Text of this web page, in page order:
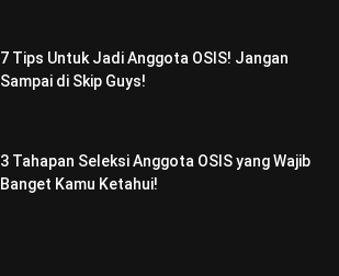
7 Tips Untuk Jadi Anggota OSIS! Jangan
Sampai di Skip Guys!
3 Tahapan Seleksi Anggota OSIS yang Wajib
Banget Kamu Ketahui!